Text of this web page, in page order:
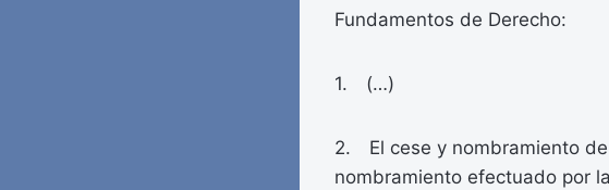
Fundamentos de Derecho:
1. (…)
2. El cese y nombramiento
nombramiento efectuado por